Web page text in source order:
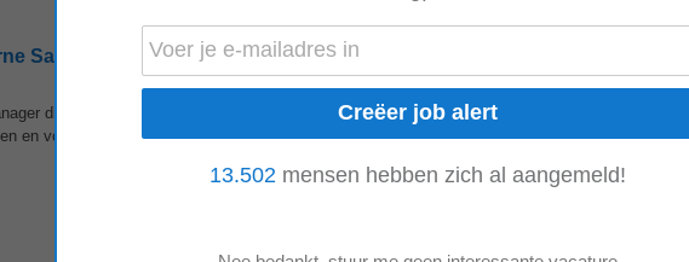
Samenwerking
die leiding geeft aan twee teams en verantwoordelijk is voor emissiereductieopgaven in
en voortgang, en stuurt op tijdige...
13.502 mensen hebben zich al aangemeld!